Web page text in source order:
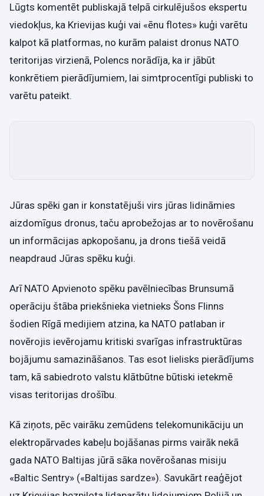
Lūgts komentēt publiskajā telpā cirkulējušos ekspertu
viedokļus, ka Krievijas kuģi vai «ēnu flotes» kuģi varētu
kalpot kā platformas, no kurām palaist dronus NATO
teritorijas virzienā, Polencs norādīja, ka ir jābūt
konkrētiem pierādījumiem, lai simtprocentīgi publiski to
varētu pateikt.
Jūras spēki gan ir konstatējuši virs jūras lidināmies
aizdomīgus dronus, taču aprobežojas ar to novērošanu
un informācijas apkopošanu, ja drons tiešā veidā
neapdraud Jūras spēku kuģi.
Arī NATO Apvienoto spēku pavēlniecības Brunsumā
operāciju štāba priekšnieka vietnieks Šons Flinns
šodien Rīgā medijiem atzina, ka NATO patlaban ir
novērojis ievērojamu kritiski svarīgas infrastruktūras
bojājumu samazināšanos. Tas esot lielisks pierādījums
tam, kā sabiedroto valstu klātbūtne būtiski ietekmē
visas teritorijas drošību.
Kā ziņots, pēc vairāku zemūdens telekomunikāciju un
elektropārvades kabeļu bojāšanas pirms vairāk nekā
gada NATO Baltijas jūrā sāka novērošanas misiju
«Baltic Sentry» («Baltijas sardze»). Savukārt reaģējot